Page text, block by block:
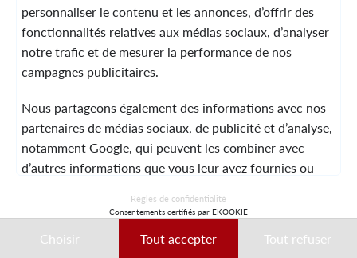
SERVICE CLIENT
© 2026 Laura Vita
DESIGNED BY LOBSTTER
MENTIONS LÉGALESCGVCONTACT
personnaliser le contenu et les annonces, d’offrir des
fonctionnalités relatives aux médias sociaux, d’analyser
notre trafic et de mesurer la performance de nos
campagnes publicitaires.
Nous partageons également des informations avec nos
partenaires de médias sociaux, de publicité et d’analyse,
notamment Google, qui peuvent les combiner avec
d’autres informations que vous leur avez fournies ou
Ces données peuvent notamment être utilisées à des
Règles de confidentialité
Consentements certifiés par EKOOKIE
Choisir Tout accepter Tout refuser